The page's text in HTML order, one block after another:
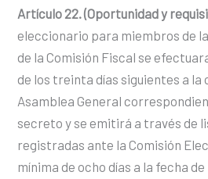
Artículo 22. (Oportunidad y
eleccionario para miembros de
de la Comisión Fiscal se
de los treinta días siguientes a la
Asamblea General
secreto y se emitirá a través de
registradas ante la Comisión
mínima de ocho días a la fecha